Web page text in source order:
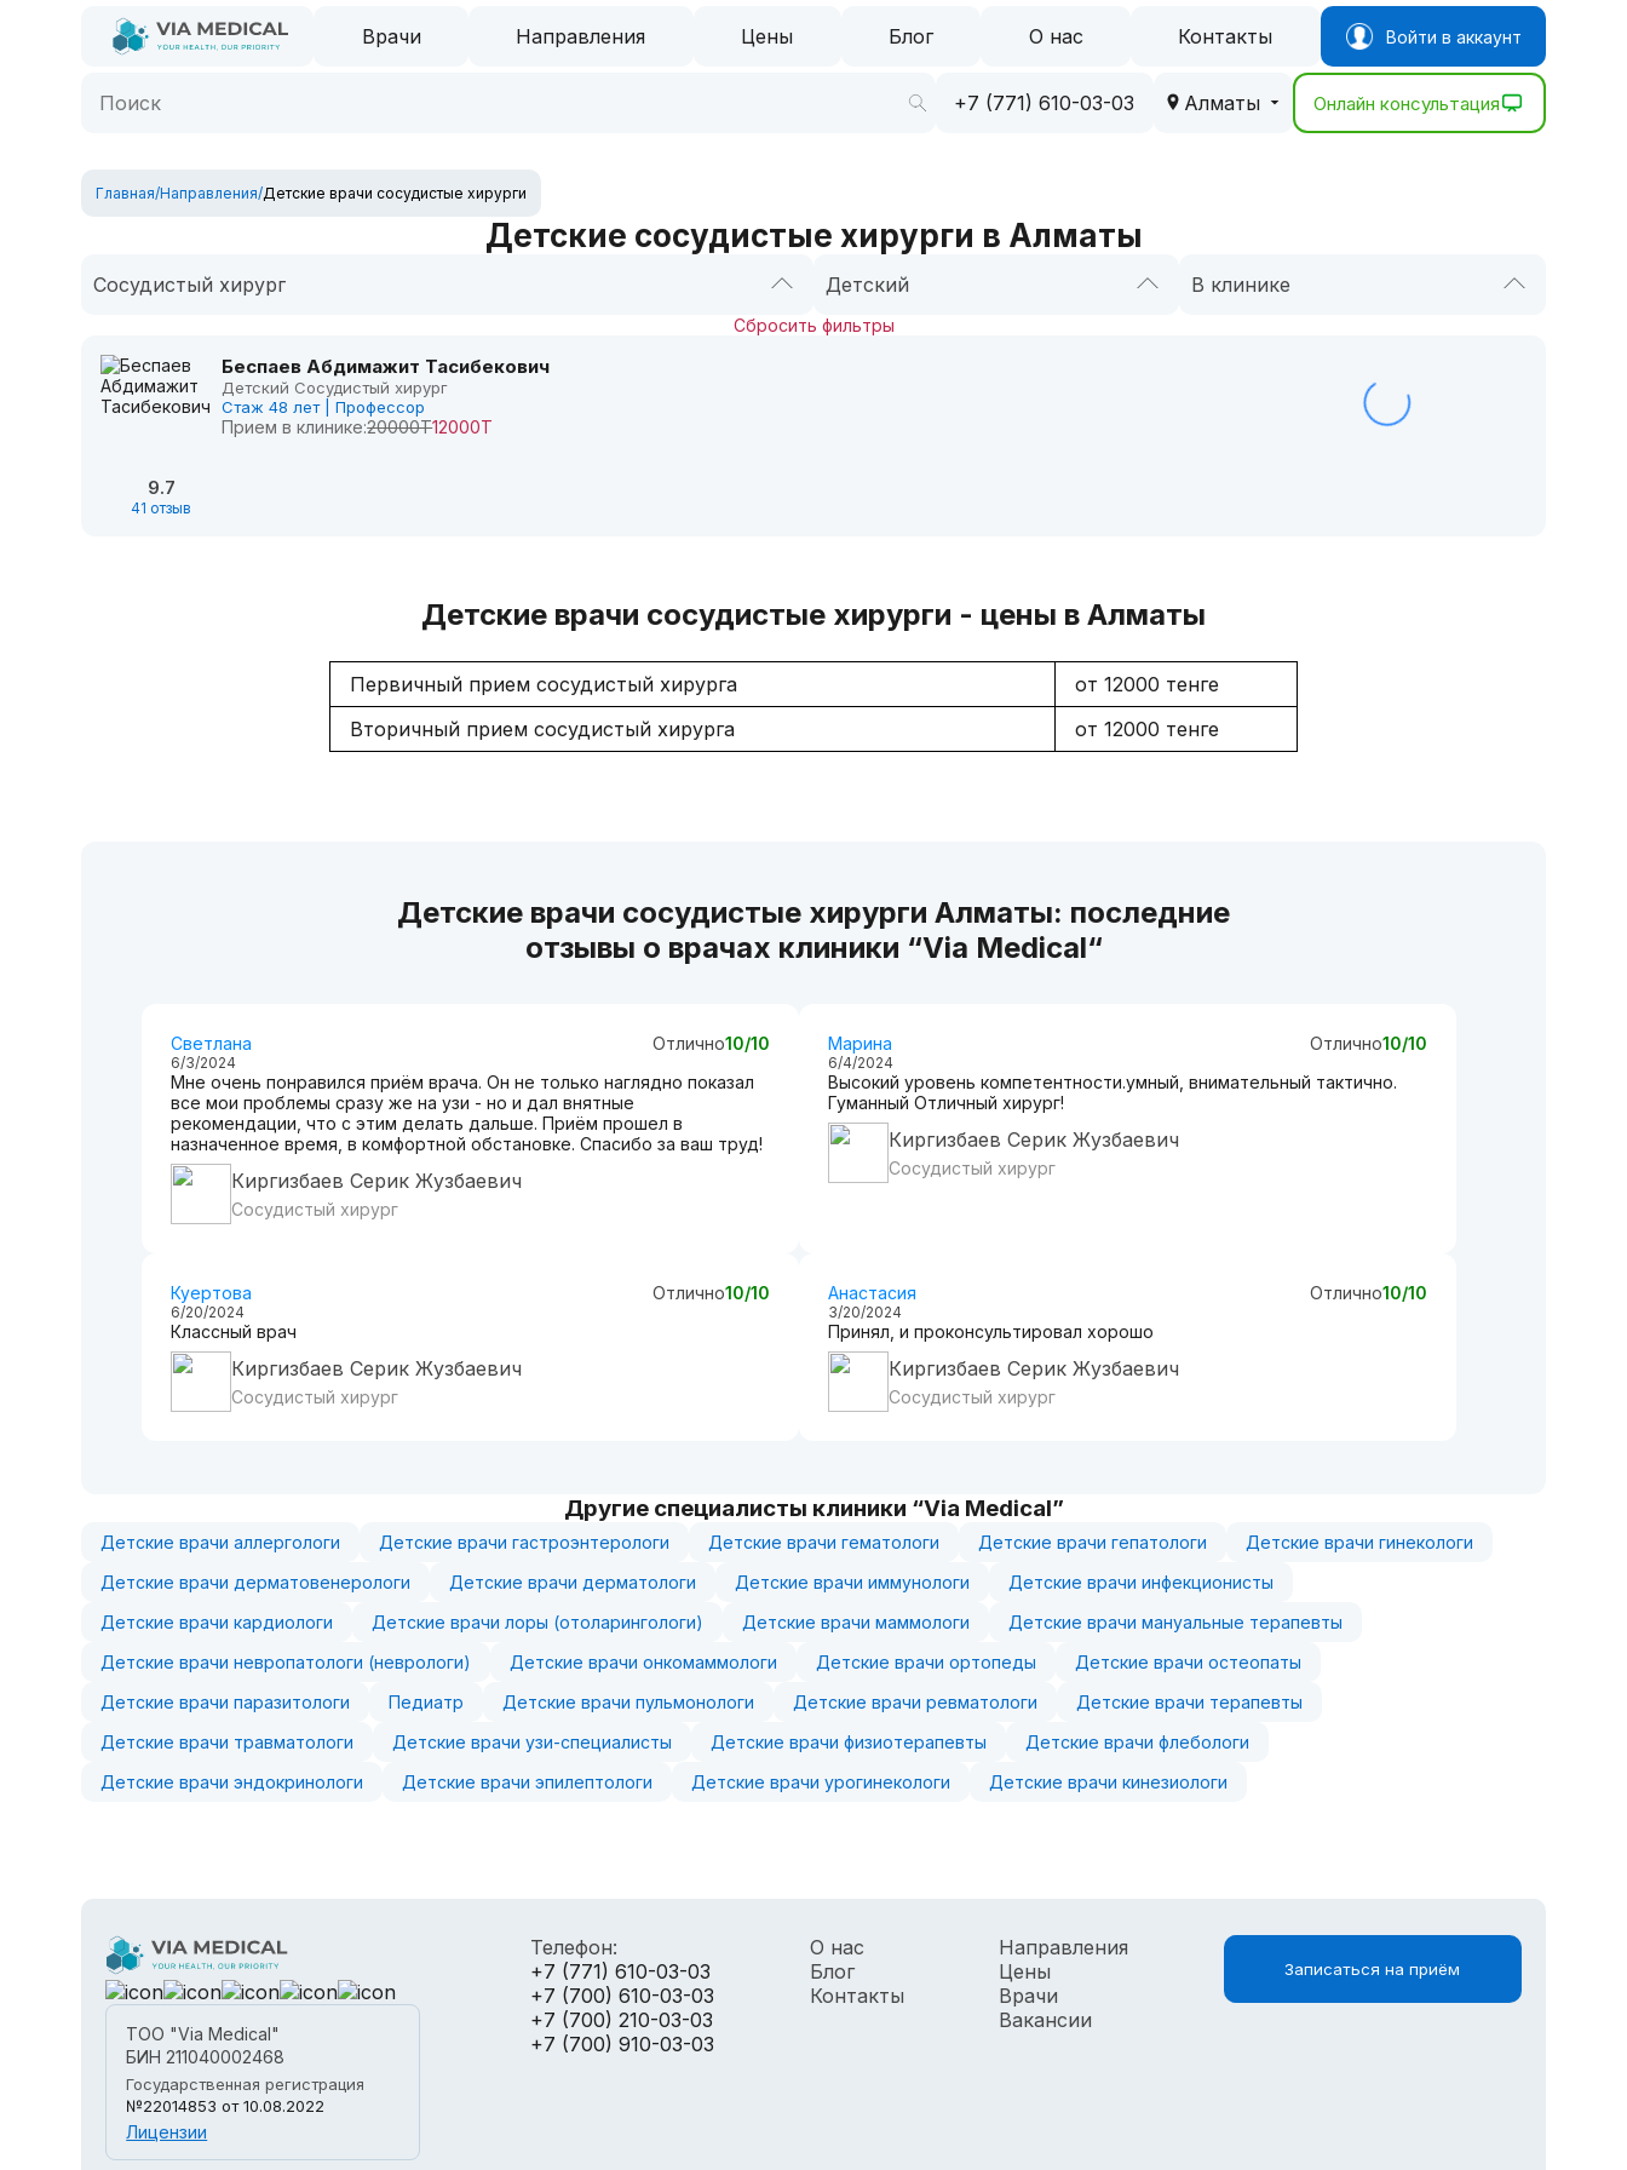
Врачи Направления Цены Блог О нас Контакты Войти в аккаунт
+7 (771) 610-03-03 Алматы Онлайн консультация
Главная/Направления/Детские врачи сосудистые хирурги
Детские сосудистые хирурги в Алматы
Сосудистый хирург Детский В клинике
Сбросить фильтры
9.7
41 отзыв
Беспаев Абдимажит Тасибекович
Детский Сосудистый хирург
Стаж 48 лет | Профессор
Прием в клинике:20000Т12000Т
Детские врачи сосудистые хирурги - цены в Алматы
Первичный прием сосудистый хирурга
от 12000 тенге
Вторичный прием сосудистый хирурга
от 12000 тенге
Детские врачи сосудистые хирурги Алматы: последние
отзывы о врачах клиники “Via Medical“
Светлана Отлично10/10
6/3/2024
Мне очень понравился приём врача. Он не только наглядно показал
все мои проблемы сразу же на узи - но и дал внятные
рекомендации, что с этим делать дальше. Приём прошел в
назначенное время, в комфортной обстановке. Спасибо за ваш труд!
Киргизбаев Серик Жузбаевич
Сосудистый хирург
Марина Отлично10/10
6/4/2024
Высокий уровень компетентности.умный, внимательный тактично.
Гуманный Отличный хирург!
Киргизбаев Серик Жузбаевич
Сосудистый хирург
Куертова Отлично10/10
6/20/2024
Классный врач
Киргизбаев Серик Жузбаевич
Сосудистый хирург
Анастасия Отлично10/10
3/20/2024
Принял, и проконсультировал хорошо
Киргизбаев Серик Жузбаевич
Сосудистый хирург
Другие специалисты клиники “Via Medical”
Детские врачи аллергологи Детские врачи гастроэнтерологи Детские врачи гематологи Детские врачи гепатологи
Детские врачи гинекологи
Детские врачи дерматовенерологи
Детские врачи дерматологи Детские врачи иммунологи
Детские врачи инфекционисты
Детские врачи кардиологи
Детские врачи лоры (отоларингологи) Детские врачи маммологи
Детские врачи мануальные терапевты
Детские врачи невропатологи (неврологи)
Детские врачи онкомаммологи Детские врачи ортопеды
Детские врачи остеопаты
Детские врачи паразитологи
Педиатр Детские врачи пульмонологи Детские врачи ревматологи
Детские врачи терапевты
Детские врачи травматологи
Детские врачи узи-специалисты Детские врачи физиотерапевты
Детские врачи флебологи
Детские врачи эндокринологи
Детские врачи эпилептологи Детские врачи урогинекологи Детские врачи кинезиологи
ТОО "Via Medical"
БИН 211040002468
Государственная регистрация
№22014853 от 10.08.2022
Лицензии
Телефон:
+7 (771) 610-03-03
+7 (700) 610-03-03
+7 (700) 210-03-03
+7 (700) 910-03-03
О нас
Блог
Контакты
Направления
Цены
Врачи
Вакансии
Записаться на приём